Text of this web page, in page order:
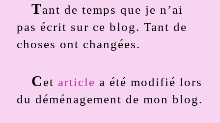
Tant de temps que je n’ai
pas écrit sur ce blog. Tant de
choses ont changées.
Cet article a été modifié lors
du déménagement de mon blog.